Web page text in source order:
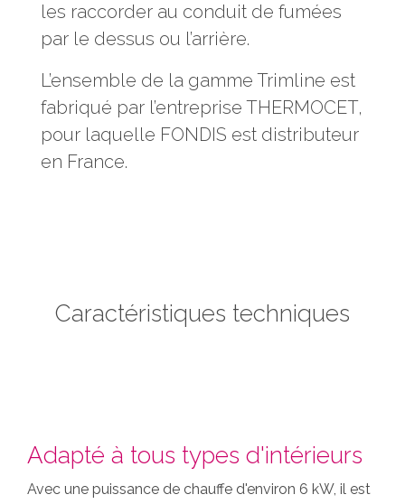
les raccorder au conduit de fumées
par le dessus ou l’arrière.
L’ensemble de la gamme Trimline est
fabriqué par l’entreprise THERMOCET,
pour laquelle FONDIS est distributeur
en France.
Caractéristiques techniques
Adapté à tous types d'intérieurs
Avec une puissance de chauffe d'environ 6 kW, il est